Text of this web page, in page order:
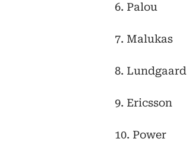
6. Palou
7. Malukas
8. Lundgaard
9. Ericsson
10. Power